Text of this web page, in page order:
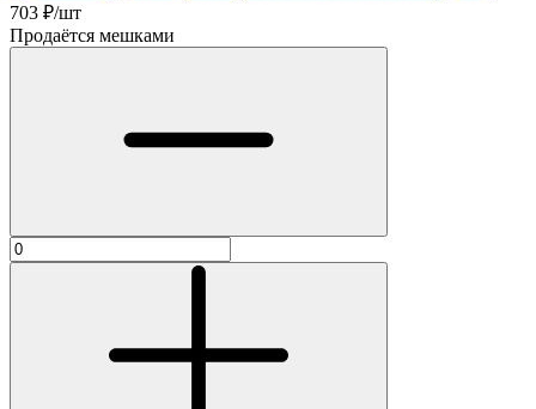
703 ₽/шт
Продаётся мешками